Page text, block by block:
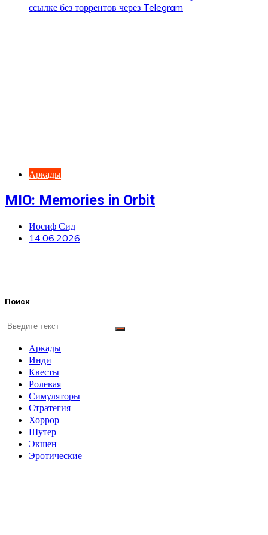
Аркады
MIO: Memories in Orbit
Иосиф Сид
14.06.2026
Поиск
Аркады
Инди
Квесты
Ролевая
Симуляторы
Стратегия
Хоррор
Шутер
Экшен
Эротические